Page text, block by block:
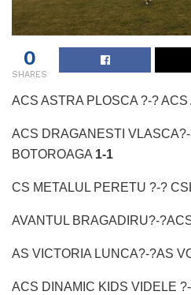
0
SHARES
ACS ASTRA PLOSCA ?-?
ACS DRAGANESTI
BOTOROAGA 1-1
CS METALUL PERETU ?-?
AVANTUL BRAGADIRU?-
AS VICTORIA LUNCA?-?AS
ACS DINAMIC KIDS VIDELE